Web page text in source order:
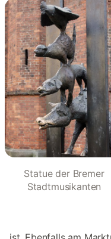
Statue der Bremer
Stadtmusikanten